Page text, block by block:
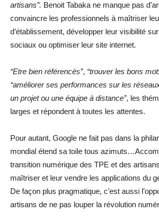
artisans”. Benoit Tabaka ne manque pas
convaincre les professionnels à maîtriser
d’établissement, développer leur visibilité
sociaux ou optimiser leur site internet.
“Etre bien référencés”, “trouver les bons
“améliorer ses performances sur les
un projet ou une équipe à distance”, les
larges et répondent à toutes les attentes.
Pour autant, Google ne fait pas dans la
mondial étend sa toile tous
transition numérique des TPE et des
maîtriser et leur vendre les applications du
De façon plus pragmatique, c’est aussi
artisans de ne pas louper la révolution